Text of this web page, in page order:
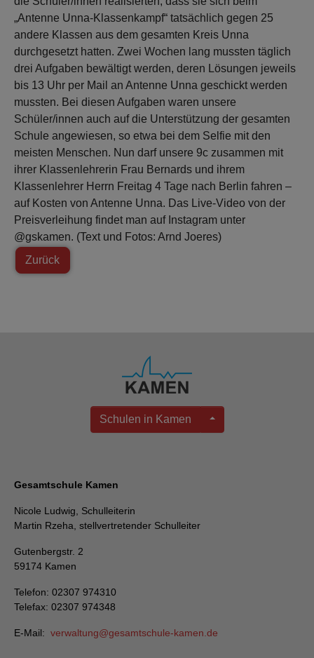
„Antenne Unna-Klassenkampf“ tatsächlich gegen 25
andere Klassen aus dem gesamten Kreis Unna
durchgesetzt hatten. Zwei Wochen lang mussten täglich
drei Aufgaben bewältigt werden, deren Lösungen jeweils
bis 13 Uhr per Mail an Antenne Unna geschickt werden
mussten. Bei diesen Aufgaben waren unsere
Schüler/innen auch auf die Unterstützung der gesamten
Schule angewiesen, so etwa bei dem Selfie mit den
meisten Menschen. Nun darf unsere 9c zusammen mit
ihrer Klassenlehrerin Frau Bernards und ihrem
Klassenlehrer Herrn Freitag 4 Tage nach Berlin fahren –
auf Kosten von Antenne Unna. Das Live-Video von der
Preisverleihung findet man auf Instagram unter
@gskamen. (Text und Fotos: Arnd Joeres)
Zurück
Schulen in Kamen
Gesamtschule Kamen
Nicole Ludwig, Schulleiterin
Martin Rzeha, stellvertretender Schulleiter
Gutenbergstr. 2
59174 Kamen
Telefon: 02307 974310
Telefax: 02307 974348
E-Mail: verwaltung gesamtschule-kamen de